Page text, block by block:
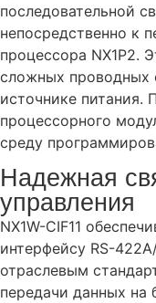
последовательной
непосредственно к
процессора NX1P2.
сложных проводных
источнике питания.
процессорного
среду
Надежная
управления
NX1W-CIF11
интерфейсу RS-
отраслевым
передачи данных на